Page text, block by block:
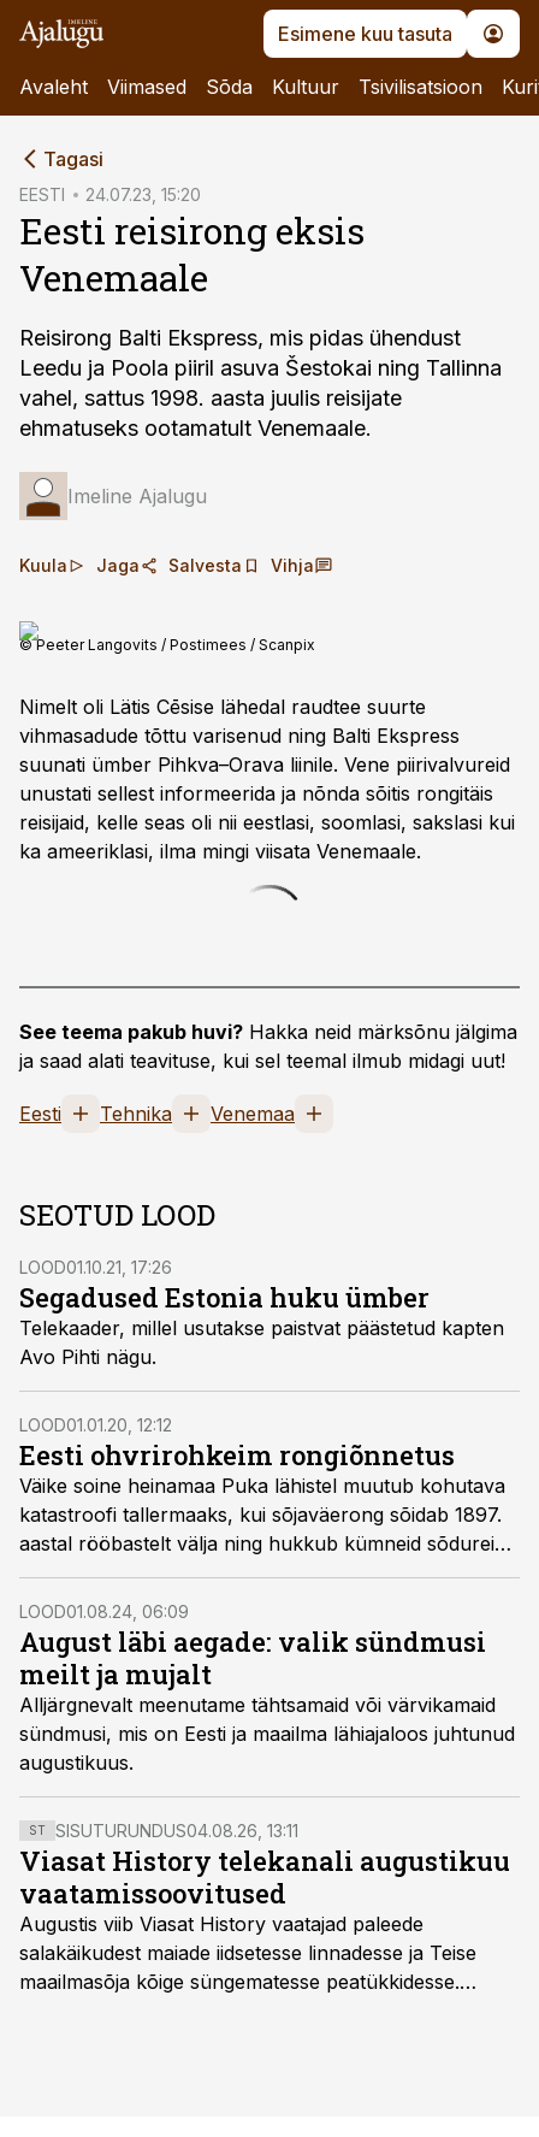
Esimene kuu tasuta
Avaleht Viimased Sõda Kultuur Tsivilisatsioon
Tagasi
EESTI 24.07.23, 15:20
Eesti reisirong eksis
Venemaale
Reisirong Balti Ekspress, mis pidas ühendust
Leedu ja Poola piiril asuva Šestokai ning Tallinna
vahel, sattus 1998. aasta juulis reisija­te
ehmatuseks ootamatult Venemaale.
Imeline Ajalugu
Kuula Jaga Salvesta Vihja
© Peeter Langovits / Postimees / Scanpix
Nimelt oli Lätis Cēsise lähedal raudtee suurte
vihmasadude tõttu varisenud ning Balti Ekspress
suunati ümber Pihkva–Orava liinile. Vene piirivalvureid
unustati sellest informeerida ja nõnda sõitis rongitäis
reisijaid, kelle seas oli nii eestlasi, soomlasi, sakslasi kui
ka ameeriklasi, ilma mingi viisata Venemaale.
See teema pakub huvi? Hakka neid märksõnu jälgima
ja saad alati teavituse, kui sel teemal ilmub midagi uut!
Eesti Tehnika Venemaa
SEOTUD LOOD
LOOD01.10.21, 17:26
Segadused Estonia huku ümber
Telekaader, millel usutakse paistvat päästetud kapten
Avo Pihti nägu.
LOOD01.01.20, 12:12
Eesti ohvrirohkeim rongiõnnetus
Väike soine heinamaa Puka lähistel muutub kohutava
katastroofi tallermaaks, kui sõjaväerong sõidab 1897.
aastal rööbastelt välja ning hukkub kümneid sõdureid.
Ellujäänuid ravitakse Tartu haiglates, kus rakendatakse
oma aja kohta uuenduslikke meditsiinilisi võtteid.
LOOD01.08.24, 06:09
August läbi aegade: valik sündmusi
meilt ja mujalt
Alljärgnevalt meenutame tähtsamaid või värvikamaid
sündmusi, mis on Eesti ja maailma lähiajaloos juhtunud
augustikuus.
ST SISUTURUNDUS04.08.26, 13:11
Viasat History telekanali augustikuu
vaatamissoovitused
Augustis viib Viasat History vaatajad paleede
salakäikudest maiade iidsetesse linnadesse ja Teise
maailmasõja kõige süngematesse peatükkidesse.